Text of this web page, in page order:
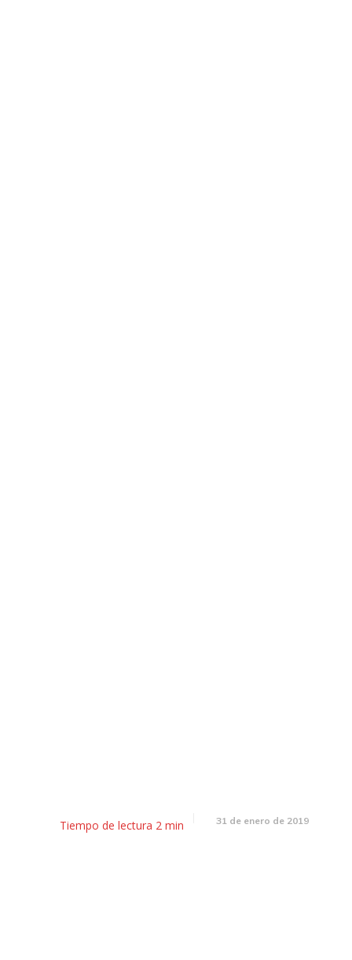
Tiempo de lectura 2 min 31 de enero de 2019